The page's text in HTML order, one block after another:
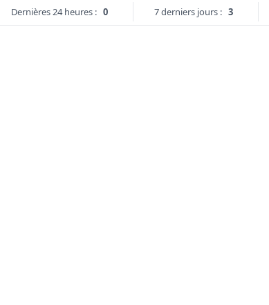
Dernières 24 heures : 0 7 derniers jours : 3